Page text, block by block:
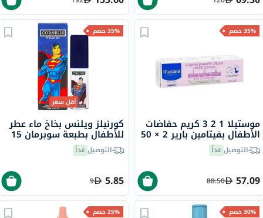
35% خصم
موستيلا 1 2 3 كريم حفاضات
الأطفال بفيتامين بارير 2 × 50
مل حزمة ترويجية من 2
التوصيلغداً
57.09
88.50
35% خصم
أقل سعر
كورنيلز ويلنس بخاخ ماء عطر
للأطفال بطبعة سوبرمان 15
ملالتوصيلغداً
5.85
9
30% خصم 25% خصم